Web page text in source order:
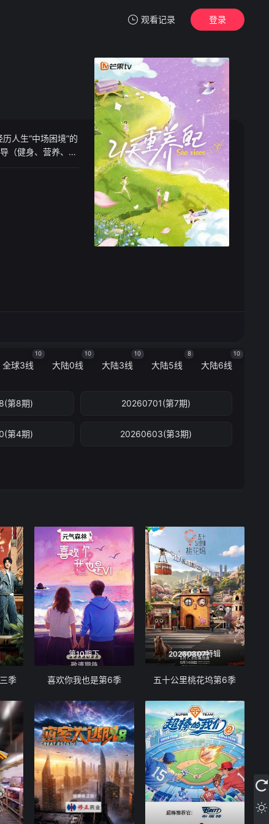
观看记录
暂无观看影片的记录
登录
人生“中场困境”的
（健身、营养、心
全球3线
10
大陆0线
10
大陆3线
10
大陆5线
8
大陆6线
10
第8期) 20260701(第7期)
第4期) 20260603(第3期)
季
第10期下
喜欢你我也是第6季
20260807特辑
五十公里桃花坞第6季